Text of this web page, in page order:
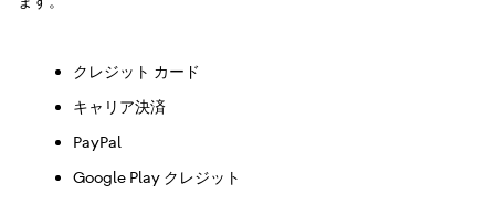
クレジット カード
キャリア決済
PayPal
Google Play クレジット